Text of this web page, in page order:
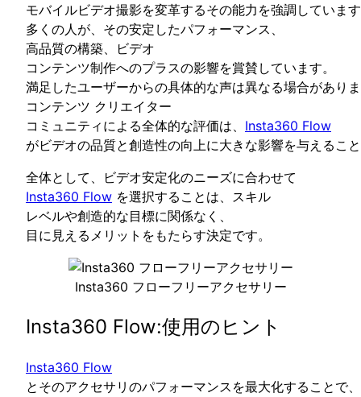
モバイルビデオ撮影を変革するその能力を強調していま
多くの人が、その安定したパフォーマンス、
高品質の構築、ビデオ
コンテンツ制作へのプラスの影響を賞賛しています。
満足したユーザーからの具体的な声は異なる場合があり
コンテンツ クリエイター
コミュニティによる全体的な評価は、 Insta360 Flow
がビデオの品質と創造性の向上に大きな影響を与えるこ
全体として、ビデオ安定化のニーズに合わせて
Insta360 Flow を選択することは、スキル
レベルや創造的な目標に関係なく、
目に見えるメリットをもたらす決定です。
Insta360 フローフリーアクセサリー
Insta360 Flow:使用のヒント
Insta360 Flow
とそのアクセサリのパフォーマンスを最大化することで、